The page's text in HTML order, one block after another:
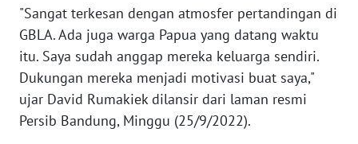
"Sangat terkesan dengan atmosfer pertandingan di
GBLA. Ada juga warga Papua yang datang waktu
itu. Saya sudah anggap mereka keluarga sendiri.
Dukungan mereka menjadi motivasi buat saya,"
ujar David Rumakiek dilansir dari laman resmi
Persib Bandung, Minggu (25/9/2022).
WN
BANTEN
WN
NTT